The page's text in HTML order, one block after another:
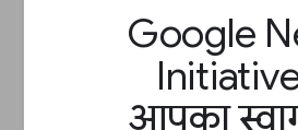
Google
आपका
Google शीट्स: डेटा विज़ुअलाइज़
विज़ुअलाइज़ेशन बनाना सीखें, जो आपको
करने में मदद करते हैं और डेटा-संचालित